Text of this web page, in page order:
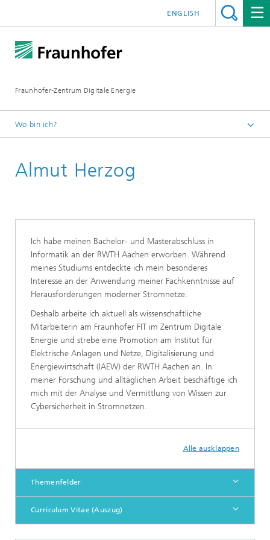
Fraunhofer-Zentrum Digitale Energie
ENGLISH
Wo bin ich?
Über uns
Almut Herzog
Ich habe meinen Bachelor- und Masterabschluss in
Informatik an der RWTH Aachen erworben. Während
meines Studiums entdeckte ich mein besonderes
Interesse an der Anwendung meiner Fachkenntnisse auf
Herausforderungen moderner Stromnetze.
Deshalb arbeite ich aktuell als wissenschaftliche
Mitarbeiterin am Fraunhofer FIT im Zentrum Digitale
Energie und strebe eine Promotion am Institut für
Elektrische Anlagen und Netze, Digitalisierung und
Energiewirtschaft (IAEW) der RWTH Aachen an. In
meiner Forschung und alltäglichen Arbeit beschäftige ich
mich mit der Analyse und Vermittlung von Wissen zur
Cybersicherheit in Stromnetzen.
Alle ausklappen
Themenfelder
Curriculum Vitae (Auszug)